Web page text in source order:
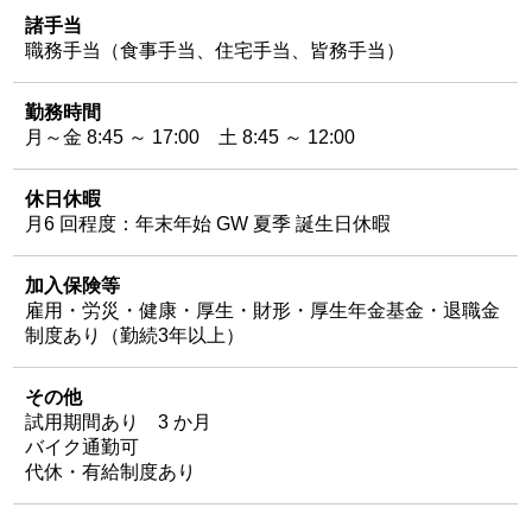
諸手当
職務手当（食事手当、住宅手当、皆務手当）
勤務時間
月～金 8:45 ～ 17:00 土 8:45 ～ 12:00
休日休暇
月6 回程度：年末年始 GW 夏季 誕生日休暇
加入保険等
雇用・労災・健康・厚生・財形・厚生年金基金・退職金
制度あり（勤続3年以上）
その他
試用期間あり 3 か月
バイク通勤可
代休・有給制度あり